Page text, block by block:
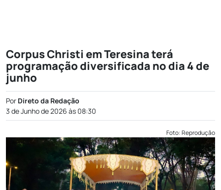
Corpus Christi em Teresina terá
programação diversificada no dia 4 de
junho
Por Direto da Redação
3 de Junho de 2026 às 08:30
Foto: Reprodução